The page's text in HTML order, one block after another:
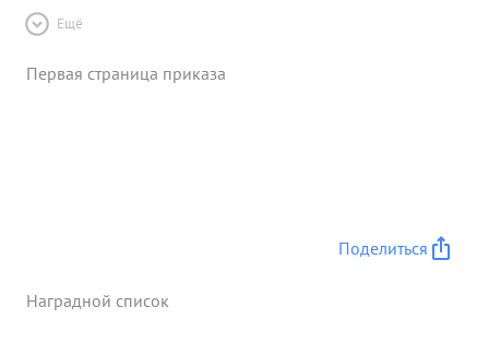
Ещё
Первая страница приказа
Поделиться
Наградной список